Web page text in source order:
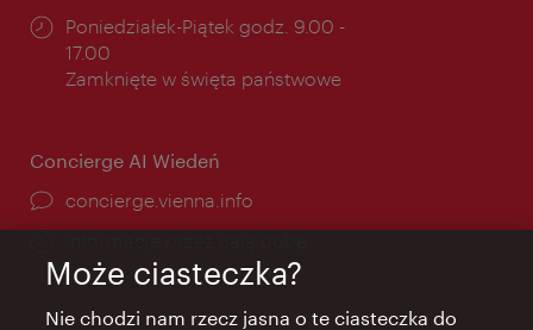
Godziny
otwarcia:
Poniedziałek-Piątek godz. 9.00 -
17.00
Zamknięte w święta państwowe
Concierge AI Wiedeń
concierge.vienna.info
Może ciasteczka?
Nie chodzi nam rzecz jasna o te ciasteczka do